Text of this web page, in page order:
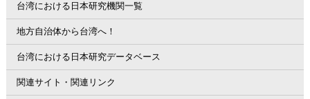
台湾における日本研究機関一覧
地方自治体から台湾へ！
台湾における日本研究データベース
関連サイト・関連リンク